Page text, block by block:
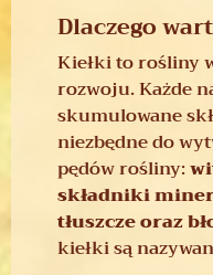
Dlaczego
Kiełki to rośliny
rozwoju. Każde
skumulowane
niezbędne do
pędów rośliny:
składniki
tłuszcze oraz
kiełki są